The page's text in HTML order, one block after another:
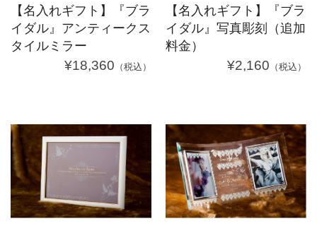
【名入れギフト】『ブラ
イダル』アンティークス
タイルミラー
¥18,360 （税込）
【名入れギフト】『ブラ
イダル』写真彫刻（追加
料金）
¥2,160 （税込）